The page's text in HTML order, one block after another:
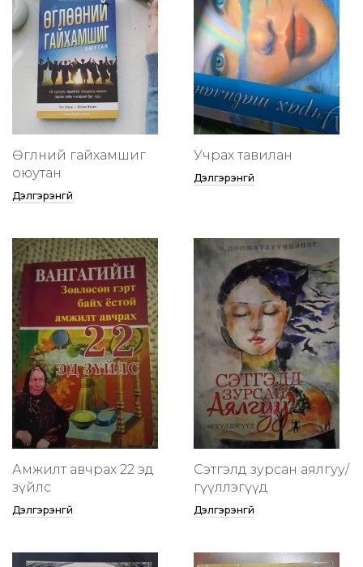
Өглөөний гайхамшиг
оюутан
Дэлгэрэнгүй
Учрах тавилан
Дэлгэрэнгүй
Амжилт авчрах 22 эд
зүйлс
Дэлгэрэнгүй
Сэтгэлд зурсан аялгуу/
өгүүллэгүүд
Дэлгэрэнгүй